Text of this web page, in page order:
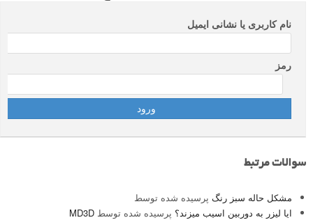
نام کاربری یا نشانی ایمیل
رمز
سوالات مرتبط
مشکل حاله سبز رنگ پرسیده شده توسط
ایا لیزر به دوربین اسیب میزند؟ پرسیده شده توسط MD3D